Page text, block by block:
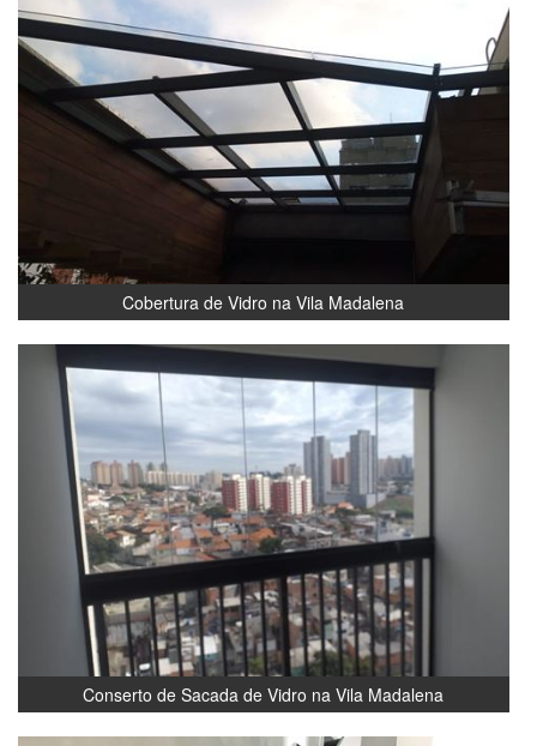
Cobertura de Vidro na Vila Madalena
Conserto de Sacada de Vidro na Vila Madalena